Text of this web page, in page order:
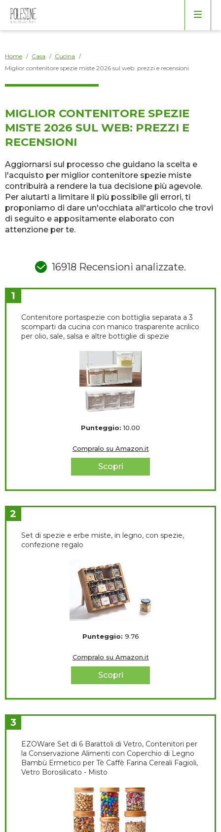
Borse
Arredo
Giardino
Salotto
Varie
Home / Casa / Cucina /
Miglior contenitore spezie miste 2026 sul web: prezzi e recensioni
MIGLIOR CONTENITORE SPEZIE
MISTE 2026 SUL WEB: PREZZI E
RECENSIONI
Aggiornarsi sul processo che guidano la scelta e
l'acquisto per miglior contenitore spezie miste
contribuirà a rendere la tua decisione più agevole.
Per aiutarti a limitare il più possibile gli errori, ti
proponiamo di dare un'occhiata all'articolo che trovi
di seguito e appositamente elaborato con
attenzione per te.
16918 Recensioni analizzate.
1
Contenitore portaspezie con bottiglia separata a 3
scomparti da cucina con manico trasparente acrilico
per olio, sale, salsa e altre bottiglie di spezie
Punteggio:10.00
Compralo su Amazon.it
Scopri
2
Set di spezie e erbe miste, in legno, con spezie,
confezione regalo
Punteggio: 9.76
Compralo su Amazon.it
Scopri
3
EZOWare Set di 6 Barattoli di Vetro, Contenitori per
la Conservazione Alimenti con Coperchio di Legno
Bambù Ermetico per Tè Caffè Farina Cereali Fagioli,
Vetro Borosilicato - Misto